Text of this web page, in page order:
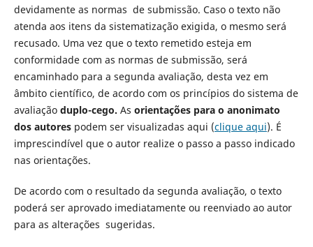
devidamente as normas de submissão. Caso o texto não
atenda aos itens da sistematização exigida, o mesmo será
recusado. Uma vez que o texto remetido esteja em
conformidade com as normas de submissão, será
encaminhado para a segunda avaliação, desta vez em
âmbito científico, de acordo com os princípios do sistema de
avaliação duplo-cego. As orientações para o anonimato
dos autores podem ser visualizadas aqui (clique aqui). É
imprescindível que o autor realize o passo a passo indicado
nas orientações.
De acordo com o resultado da segunda avaliação, o texto
poderá ser aprovado imediatamente ou reenviado ao autor
para as alterações sugeridas.